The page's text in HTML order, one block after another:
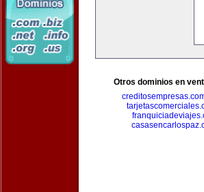
Otros dominios en